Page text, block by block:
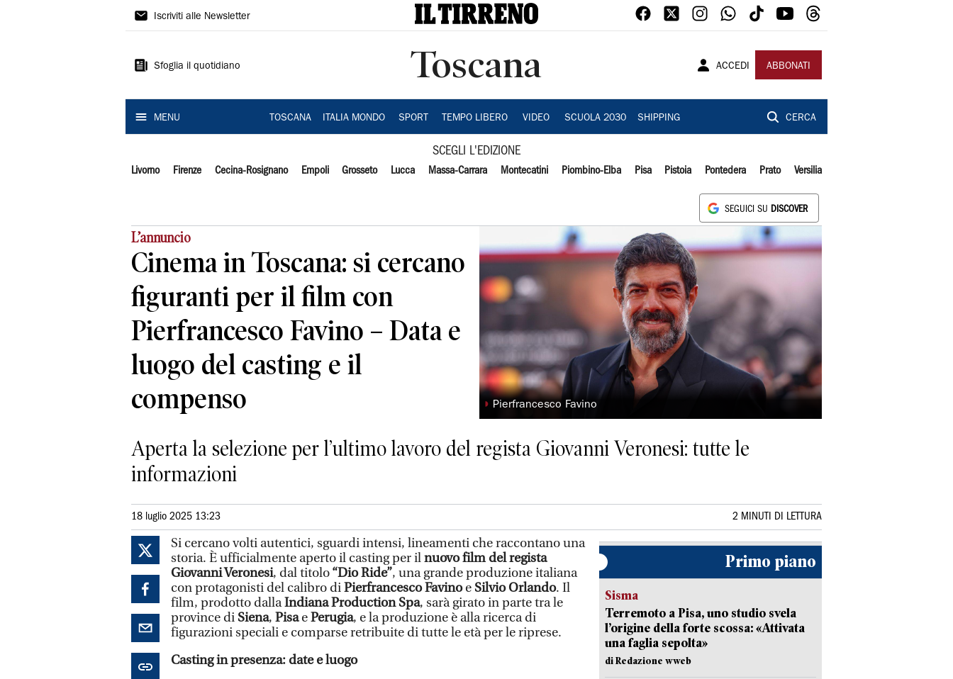
Il
Iscriviti alle Newsletter
Sfoglia il quotidiano Toscana ACCEDI ABBONATI
MENU TOSCANA ITALIA MONDO SPORT TEMPO LIBERO VIDEO SCUOLA 2030 SHIPPING CERCA
SCEGLI L'EDIZIONE
Livorno Firenze Cecina-Rosignano Empoli Grosseto Lucca Massa-Carrara Montecatini Piombino-Elba Pisa Pistoia Pontedera Prato Versilia
SEGUICI SU DISCOVER
L’annuncio
Cinema in Toscana: si cercano
figuranti per il film con
Pierfrancesco Favino – Data e
luogo del casting e il
compenso
◗ Pierfrancesco Favino
Aperta la selezione per l’ultimo lavoro del regista Giovanni Veronesi: tutte le
informazioni
18 luglio 2025 13:23 2 MINUTI DI LETTURA
Si cercano volti autentici, sguardi intensi, lineamenti che raccontano una
storia. È ufficialmente aperto il casting per ilnuovo film del regista
Giovanni Veronesi, dal titolo“Dio Ride”, una grande produzione italiana
con protagonisti del calibro diPierfrancesco Favinoe Silvio Orlando. Il
film, prodotto dallaIndiana Production Spa, sarà girato in parte tra le
province di Siena, PisaePerugia, e la produzione è alla ricerca di
figurazioni speciali e comparse retribuite di tutte le età per le riprese.
Casting in presenza: date e luogo
Primo piano
Sisma
Terremoto a Pisa, uno studio svela
l’origine della forte scossa: «Attivata
una faglia sepolta»
di Redazione wweb